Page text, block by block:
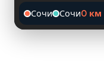
Сочи Сочи0 км